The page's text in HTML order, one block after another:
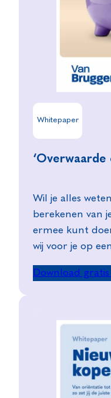
Whitepaper
‘Overwaarde
Wil je alles
berekenen van
ermee kunt
wij voor je op
Download